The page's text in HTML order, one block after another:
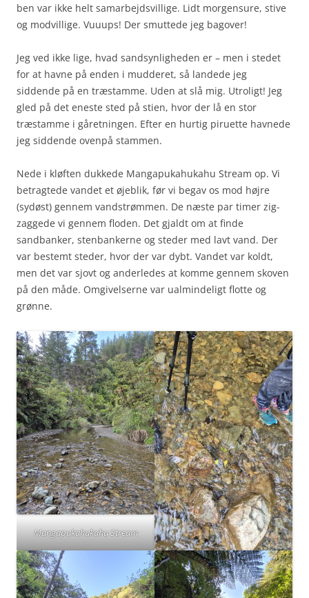
ben var ikke helt samarbejdsvillige. Lidt morgensure, stive
og modvillige. Vuuups! Der smuttede jeg bagover!
Jeg ved ikke lige, hvad sandsynligheden er – men i stedet
for at havne på enden i mudderet, så landede jeg
siddende på en træstamme. Uden at slå mig. Utroligt! Jeg
gled på det eneste sted på stien, hvor der lå en stor
træstamme i gåretningen. Efter en hurtig piruette havnede
jeg siddende ovenpå stammen.
Nede i kløften dukkede Mangapukahukahu Stream op. Vi
betragtede vandet et øjeblik, før vi begav os mod højre
(sydøst) gennem vandstrømmen. De næste par timer zig-
zaggede vi gennem floden. Det gjaldt om at finde
sandbanker, stenbankerne og steder med lavt vand. Der
var bestemt steder, hvor der var dybt. Vandet var koldt,
men det var sjovt og anderledes at komme gennem skoven
på den måde. Omgivelserne var ualmindeligt flotte og
grønne.
Mangapukahukahu Stream